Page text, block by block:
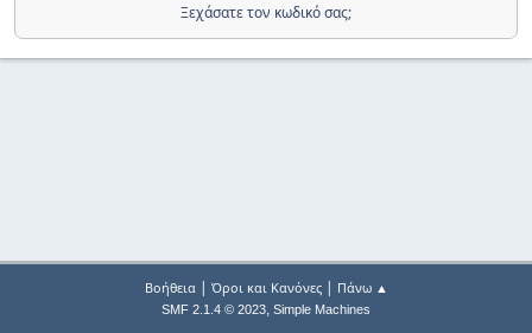
Ξεχάσατε τον κωδικό σας;
Βοήθεια| Όροι και Κανόνες| Πάνω ▲
SMF 2.1.4 © 2023, Simple Machines